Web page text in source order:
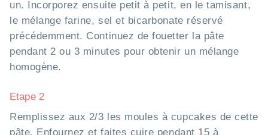
un. Incorporez ensuite petit à petit, en le tamisant,
le mélange farine, sel et bicarbonate réservé
précédemment. Continuez de fouetter la pâte
pendant 2 ou 3 minutes pour obtenir un mélange
homogène.
Etape 2
Remplissez aux 2/3 les moules à cupcakes de cette
pâte. Enfournez et faites cuire pendant 15 à